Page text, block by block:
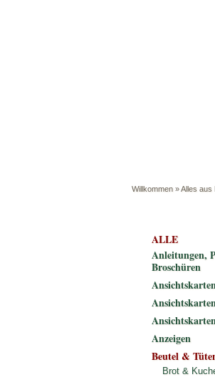
Willkommen »Alles aus
ALLE
Anleitungen,
Broschüren
Anzeigen
Beutel &
Brot &